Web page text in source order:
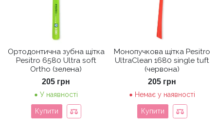
Ортодонтична зубна щітка
Pesitro 6580 Ultra soft
Ortho (зелена)
205 грн
У наявності
Купити
Монопучкова щітка Pesitro
UltraClean 1680 single tuft
(червона)
205 грн
Немає у наявності
Купити